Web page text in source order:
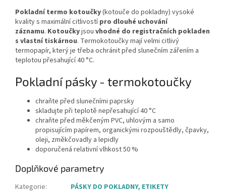
Pokladní termo kotoučky(kotouče do pokladny) vysoké
kvality s maximální citlivostípro dlouhé uchování
záznamu. Kotoučkyjsou vhodné do registračních pokladen
s vlastní tiskárnou. Termokotoučky mají velmi citlivý
termopapír, který je třeba ochránit před slunečním zářením a
teplotou přesahující 40 °C.
Pokladní pásky - termokotoučky
chraňte před slunečními paprsky
skladujte při teplotě nepřesahující 40 °C
chraňte před měkčeným PVC, uhlovým a samo
propisujícím papírem, organickými rozpouštědly, čpavky,
oleji, změkčovadly a lepidly
doporučená relativní vlhkost 50 %
Doplňkové parametry
Kategorie:
PÁSKY DO POKLADNY, ETIKETY